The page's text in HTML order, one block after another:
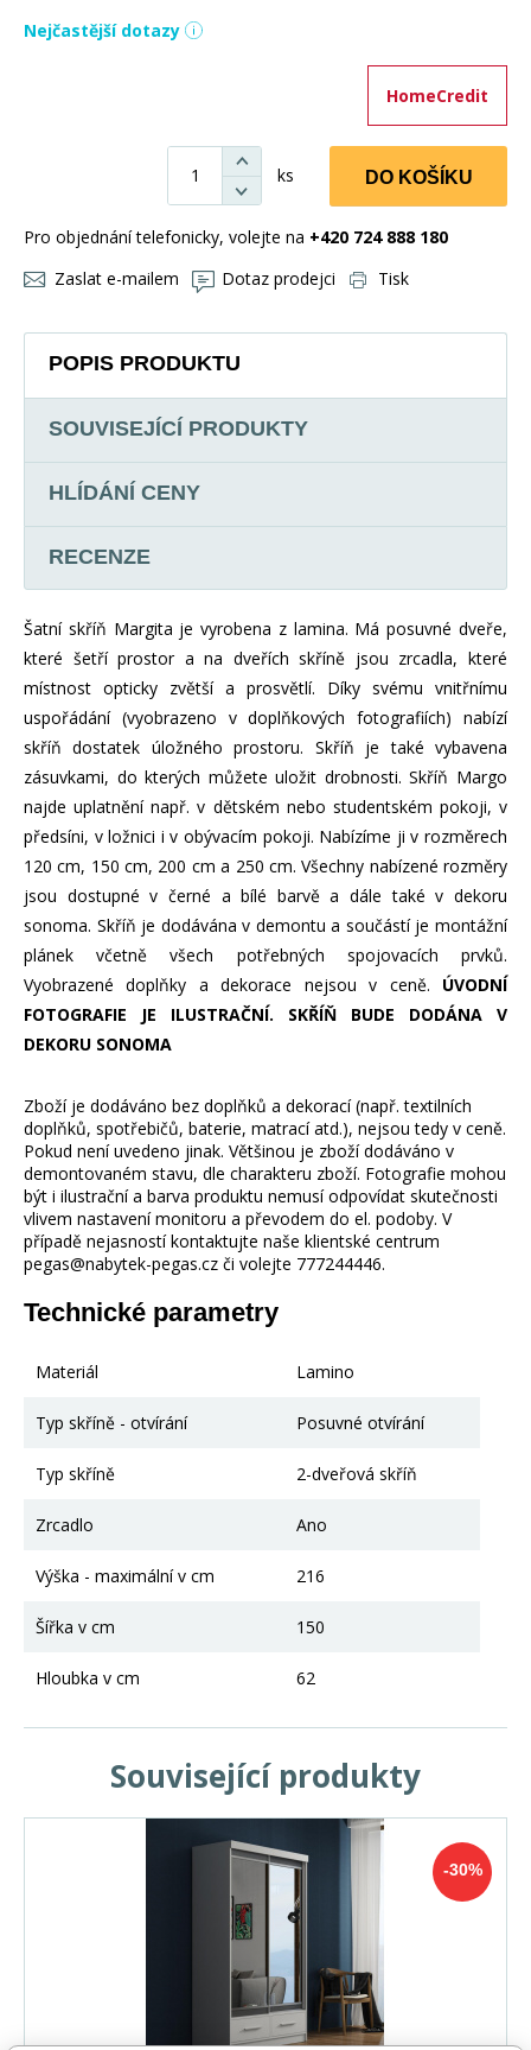
Nejčastější dotazy
HomeCredit
ks DO KOŠÍKU
Pro objednání telefonicky, volejte na +420 724 888 180
Zaslat e-mailem
Dotaz prodejci Tisk
POPIS PRODUKTU
SOUVISEJÍCÍ PRODUKTY
HLÍDÁNÍ CENY
RECENZE
Šatní skříň Margita je vyrobena z lamina. Má posuvné dveře,
které šetří prostor a na dveřích skříně jsou zrcadla, které
místnost opticky zvětší a prosvětlí. Díky svému vnitřnímu
uspořádání (vyobrazeno v doplňkových fotografiích) nabízí
skříň dostatek úložného prostoru. Skříň je také vybavena
zásuvkami, do kterých můžete uložit drobnosti. Skříň Margo
najde uplatnění např. v dětském nebo studentském pokoji, v
předsíni, v ložnici i v obývacím pokoji. Nabízíme ji v rozměrech
120 cm, 150 cm, 200 cm a 250 cm. Všechny nabízené rozměry
jsou dostupné v černé a bílé barvě a dále také v dekoru
sonoma. Skříň je dodávána v demontu a součástí je montážní
plánek včetně všech potřebných spojovacích prvků.
Vyobrazené doplňky a dekorace nejsou v ceně. ÚVODNÍ
FOTOGRAFIE JE ILUSTRAČNÍ. SKŘÍŇ BUDE DODÁNA V
DEKORU SONOMA
Zboží je dodáváno bez doplňků a dekorací (např. textilních
doplňků, spotřebičů, baterie, matrací atd.), nejsou tedy v ceně.
Pokud není uvedeno jinak. Většinou je zboží dodáváno v
demontovaném stavu, dle charakteru zboží. Fotografie mohou
být i ilustrační a barva produktu nemusí odpovídat skutečnosti
vlivem nastavení monitoru a převodem do el. podoby. V
případě nejasností kontaktujte naše klientské centrum
pegas@nabytek-pegas.cz či volejte 777244446.
Technické parametry
Materiál Lamino
Typ skříně - otvírání Posuvné otvírání
Typ skříně 2-dveřová skříň
Zrcadlo Ano
Výška - maximální v cm 216
Šířka v cm 150
Hloubka v cm 62
Související produkty
-30%